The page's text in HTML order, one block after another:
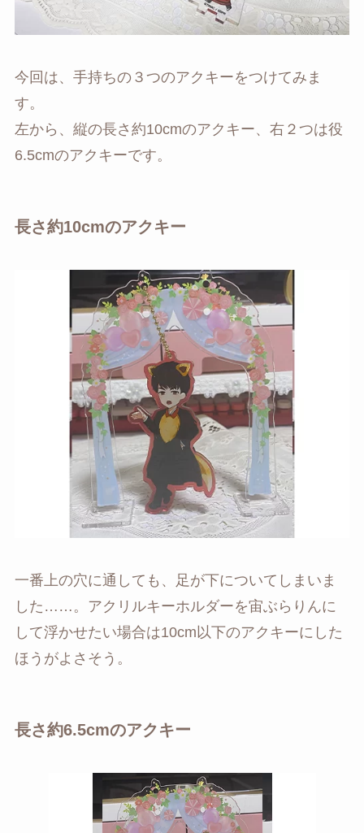
今回は、手持ちの３つのアクキーをつけてみま
す。
左から、縦の長さ約10cmのアクキー、右２つは役
6.5cmのアクキーです。
長さ約10cmのアクキー
一番上の穴に通しても、足が下についてしまいま
した……。アクリルキーホルダーを宙ぶらりんに
して浮かせたい場合は10cm以下のアクキーにした
ほうがよさそう。
長さ約6.5cmのアクキー